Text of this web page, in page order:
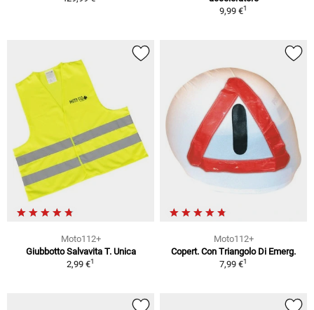
9,99 €1
Moto112+
Giubbotto Salvavita T. Unica
2,99 €1
Moto112+
Copert. Con Triangolo Di Emerg.
7,99 €1